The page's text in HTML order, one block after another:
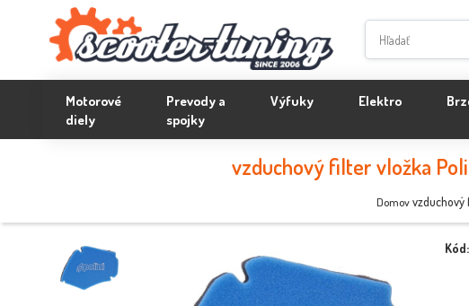
Motorové
diely
Prevody a
spojky
Výfuky Elektro
vzduchový filter vložka
Domov vzduchový
Kód: